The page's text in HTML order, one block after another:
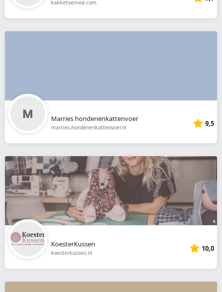
kakketoemea.com
Marries hondenenkattenvoer
marries-hondenenkattenvoer.nl 9,5
KoesterKussen
koesterkussen.nl 10,0